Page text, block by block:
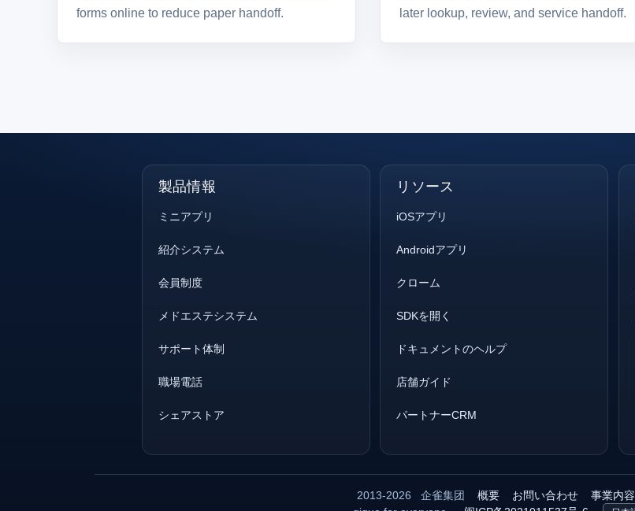
forms online to reduce paper handoff.
later lookup, review, and service handoff.
製品情報
ミニアプリ
紹介システム
会員制度
メドエステシステム
サポート体制
職場電話
シェアストア
リソース
iOSアプリ
Androidアプリ
クローム
SDKを開く
ドキュメントのヘルプ
店舗ガイド
パートナーCRM
2013-2026 企雀集团 概要 お問い合わせ 事業内容